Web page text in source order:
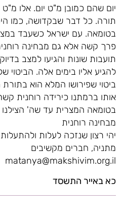
יום שהם כמובן מ"ט יום. אלו
תורה. כל דבר שבקדושה, כמו
בטומאה. עם ישראל כשעבד
פרך קשה אלא גם מבחינה
תועבות שונות והגיעו למצב
להגיע אליו בימים אלה.
ביטוי שפירושו המלא הוא בתורת
אותו ברמתנו כירידה רוחנית
בטומאה המצרית עד שה' הצילנו
מבחינה רוחנית
יהי רצון שנזכה לעלות
מתניה, חברים מקשיבים
matanya@makshivim.org.il
כא באייר התשסד